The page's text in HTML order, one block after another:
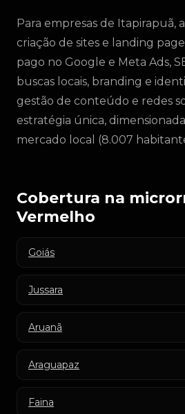
Para empresas de Itapirapuã,
criação de sites e landing
pago no Google e Meta Ads,
buscas locais, branding e
gestão de conteúdo e redes
estratégia única,
mercado local (8.007
Cobertura na
Vermelho
Goiás
Jussara
Aruanã
Araguapaz
Faina